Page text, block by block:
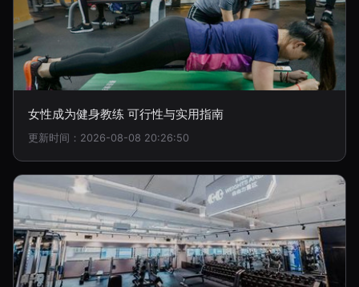
女性成为健身教练 可行性与实用指南
更新时间：2026-08-08 20:26:50